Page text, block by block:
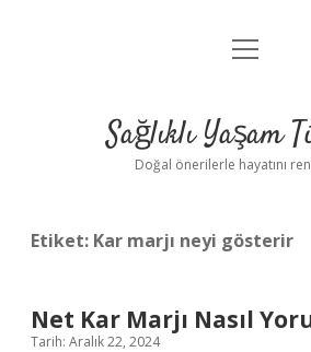
Anasayfa
Yasal Uyarı
menüyü
Sağlıklı Yaşam
Doğal önerilerle hayatını
Etiket: Kar marjı neyi gösterir
Net Kar Marjı Nasıl
Tarih: Aralık 22, 2024